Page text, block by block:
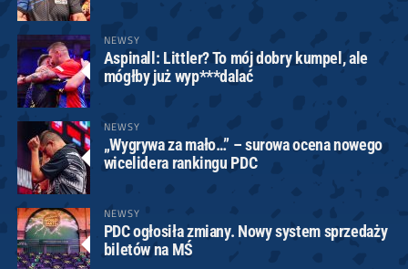
NEWSY
Aspinall: Littler? To mój dobry kumpel, ale
mógłby już wyp***dalać
NEWSY
„Wygrywa za mało…” – surowa ocena nowego
wicelidera rankingu PDC
NEWSY
PDC ogłosiła zmiany. Nowy system sprzedaży
biletów na MŚ